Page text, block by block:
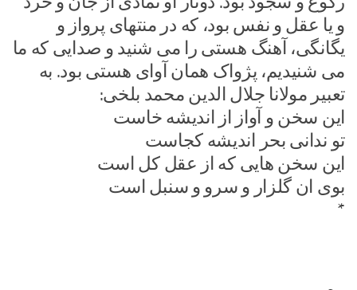
و یا عقل و نفس بود، که در منتهای پرواز و
یگانگی، آهنگ هستی را می شنید و صدایی که ما
می شنیدیم، پژواک همان آوای هستی بود. به
تعبیر مولانا جلال الدین محمد بلخی:
این سخن و آواز از اندیشه خاست
تو ندانی بحر اندیشه کجاست
این سخن هایی که از عقل کل است
بوی ان گلزار و سرو و سنبل است
*